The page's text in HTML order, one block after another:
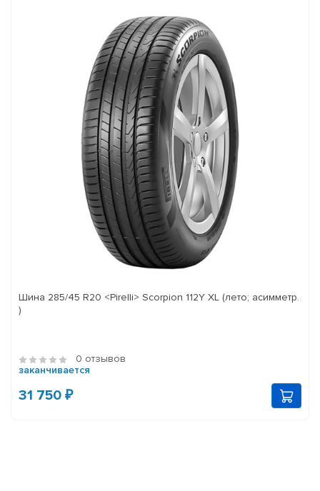
Шина 285/45 R20 <Pirelli> Scorpion 112Y XL (лето; асимметр.
)
0 отзывов
заканчивается
31 750 ₽